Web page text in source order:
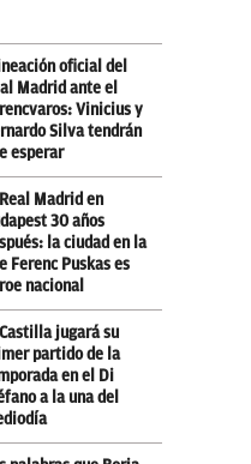
oficial del
Madrid ante el
Vinicius y
Silva tendrán
esperar
Real Madrid en
30 años
la ciudad en la
Ferenc Puskas es
nacional
Castilla jugará su
partido de la
en el Di
a la una del